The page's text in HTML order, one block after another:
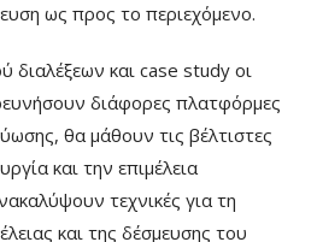
ως προς το περιεχόμενο.
και case study οι
διάφορες πλατφόρμες
θα μάθουν τις βέλτιστες
και την επιμέλεια
τεχνικές για τη
και της δέσμευσης του